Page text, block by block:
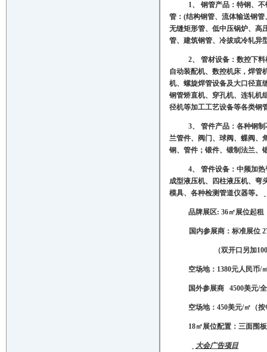
1、
钢管产品：特钢、
管：(结构钢管、流体输送钢
无缝矩形管、低中压锅炉、高
管、建筑钢管、冷拔或冷轧异
2、 管材设备：数控下
自动装配机、数控机床，焊管
机、螺旋焊管设备及大口径直
钢管矫直机、穿孔机、连轧机
径机等加工工艺设备等各类钢
3、 管件产品：各种钢
兰管件、阀门、球阀、蝶阀、
钢、管件；锻件、锻制法兰、
4、 管件设备：中频加
成型液压机、四柱液压机、弯
模具、各种检测管道仪器等。
品牌展区: 36㎡展位起租
国内参展商 ：标准展位
（双开口另加
空场地： 1380元人民币/
国外参展商 4500美元/
空场地：450美元/㎡（按
18㎡展位配置：三面围
大会广告项目